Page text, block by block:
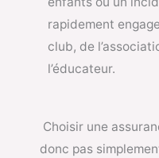
rapidement
club, de
l’éducateur.
Choisir une
donc pas